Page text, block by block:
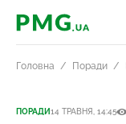
PMG.ua
Головна Поради
ПОРАДИ14 ТРАВНЯ, 14:45